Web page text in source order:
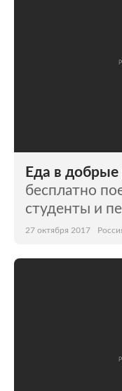
Еда в добрые
бесплатно
студенты и
27 октября 2017